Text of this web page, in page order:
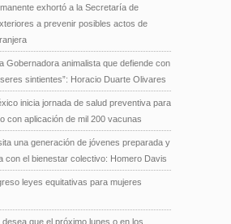
exhortó a la Secretaría de
a prevenir posibles actos de
Gobernadora animalista que defiende con
sintientes”: Horacio Duarte Olivares
inicia jornada de salud preventiva para
con aplicación de mil 200 vacunas
una generación de jóvenes preparada y
con el bienestar colectivo: Homero Davis
leyes equitativas para mujeres
desea que el próximo lunes o en los